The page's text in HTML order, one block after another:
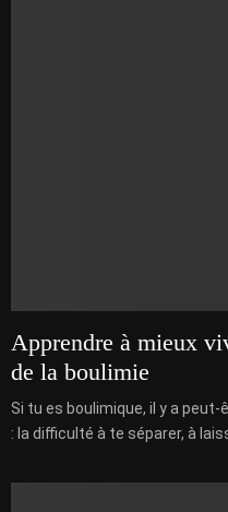
Apprendre à mieux
de la boulimie
Si tu es boulimique, il y a peut-
: la difficulté à te séparer, à